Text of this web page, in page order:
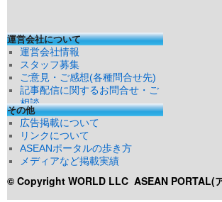
運営会社について
運営会社情報
スタッフ募集
ご意見・ご感想(各種問合せ先)
記事配信に関するお問合せ・ご
相談
その他
広告掲載について
リンクについて
ASEANポータルの歩き方
メディアなど掲載実績
© Copyright WORLD LLC ASEAN PORTAL(